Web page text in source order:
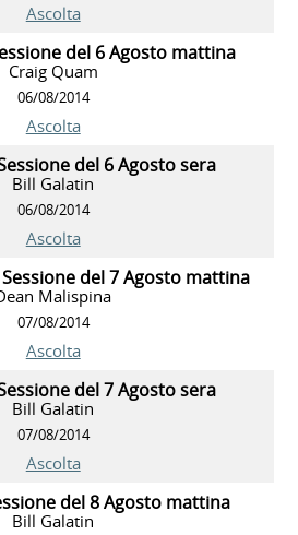
Ascolta
del 6 Agosto mattina
Craig Quam
06/08/2014
Ascolta
del 6 Agosto sera
Bill Galatin
06/08/2014
Ascolta
del 7 Agosto mattina
Malispina
07/08/2014
Ascolta
del 7 Agosto sera
Bill Galatin
07/08/2014
Ascolta
del 8 Agosto mattina
Bill Galatin